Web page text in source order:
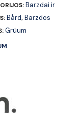
Barzdai ir
Bård,Barzdos
Grüum